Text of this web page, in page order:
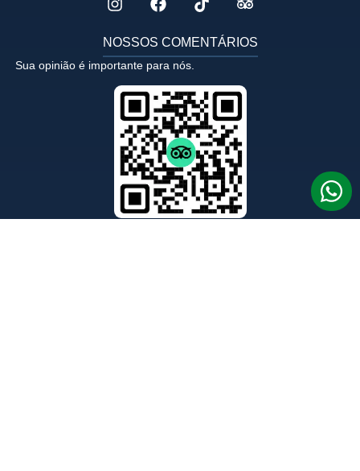
NOSSOS COMENTÁRIOS
Sua opinião é importante para nós.